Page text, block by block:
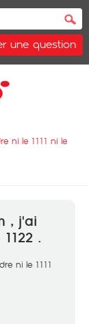
une question
ni le 1111 ni le
, j'ai
.
ni le 1111